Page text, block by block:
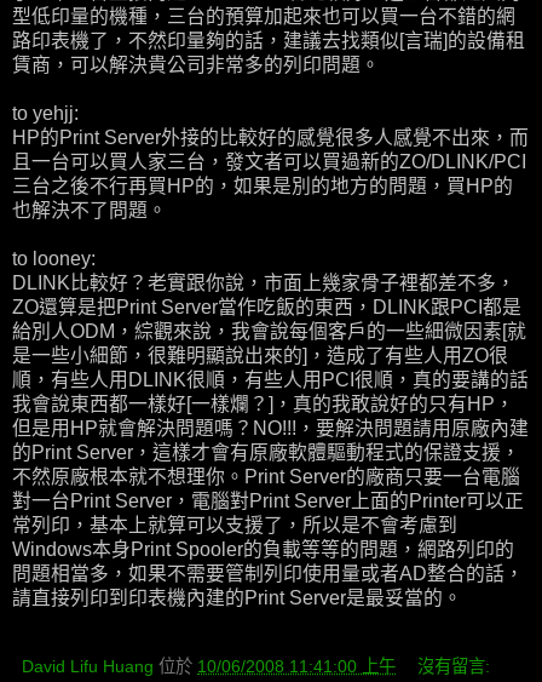
型低印量的機種，三台的預算加起來也可以買一台不錯的網
路印表機了，不然印量夠的話，建議去找類似[言瑞]的設備租
賃商，可以解決貴公司非常多的列印問題。
to yehjj:
HP的Print Server外接的比較好的感覺很多人感覺不出來，而
且一台可以買人家三台，發文者可以買過新的ZO/DLINK/PCI
三台之後不行再買HP的，如果是別的地方的問題，買HP的
也解決不了問題。
to looney:
DLINK比較好？老實跟你說，市面上幾家骨子裡都差不多，
ZO還算是把Print Server當作吃飯的東西，DLINK跟PCI都是
給別人ODM，綜觀來說，我會說每個客戶的一些細微因素[就
是一些小細節，很難明顯說出來的]，造成了有些人用ZO很
順，有些人用DLINK很順，有些人用PCI很順，真的要講的話
我會說東西都一樣好[一樣爛？]，真的我敢說好的只有HP，
但是用HP就會解決問題嗎？NO!!!，要解決問題請用原廠內建
的Print Server，這樣才會有原廠軟體驅動程式的保證支援，
不然原廠根本就不想理你。Print Server的廠商只要一台電腦
對一台Print Server，電腦對Print Server上面的Printer可以正
常列印，基本上就算可以支援了，所以是不會考慮到
Windows本身Print Spooler的負載等等的問題，網路列印的
問題相當多，如果不需要管制列印使用量或者AD整合的話，
請直接列印到印表機內建的Print Server是最妥當的。
David Lifu Huang 位於 10/06/2008 11:41:00 上午 沒有留言: